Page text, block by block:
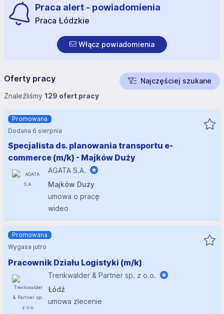
Praca alert - powiadomienia
Praca Łódzkie
Włącz powiadomienia
Oferty pracy
Najczęściej szukane
Znaleźliśmy 129 ofert pracy
Specjalista ds. planowania transportu e-
commerce (m/k) - Majków Duży
AGATA S.A.
Majków Duży
umowa o pracę
wideo
Promowana
Dodana 6 sierpnia
Pracownik Działu Logistyki (m/k)
Trenkwalder & Partner sp. z o.o.
Łódź
umowa zlecenie
Promowana
Wygasa jutro